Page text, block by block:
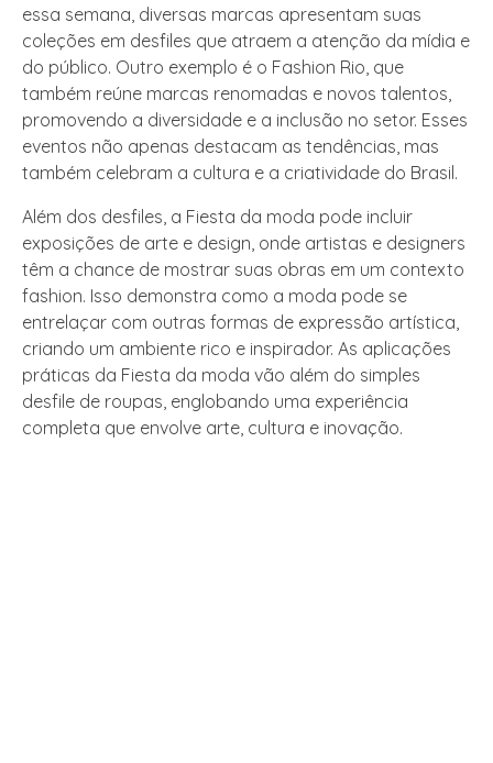
essa semana, diversas marcas apresentam suas
coleções em desfiles que atraem a atenção da mídia e
do público. Outro exemplo é o Fashion Rio, que
também reúne marcas renomadas e novos talentos,
promovendo a diversidade e a inclusão no setor. Esses
eventos não apenas destacam as tendências, mas
também celebram a cultura e a criatividade do Brasil.
Além dos desfiles, a Fiesta da moda pode incluir
exposições de arte e design, onde artistas e designers
têm a chance de mostrar suas obras em um contexto
fashion. Isso demonstra como a moda pode se
entrelaçar com outras formas de expressão artística,
criando um ambiente rico e inspirador. As aplicações
práticas da Fiesta da moda vão além do simples
desfile de roupas, englobando uma experiência
completa que envolve arte, cultura e inovação.